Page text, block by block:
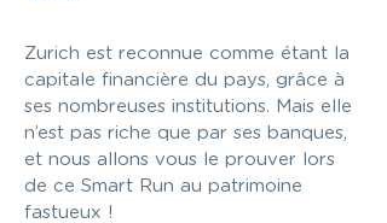
Zurich est reconnue comme étant la
capitale financière du pays, grâce à
ses nombreuses institutions. Mais elle
n’est pas riche que par ses banques,
et nous allons vous le prouver lors
de ce Smart Run au patrimoine
fastueux !